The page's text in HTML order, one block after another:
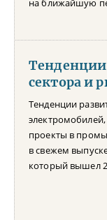
на ближайшую
сектора и
Тенденции
проекты в
в свежем
который вышел